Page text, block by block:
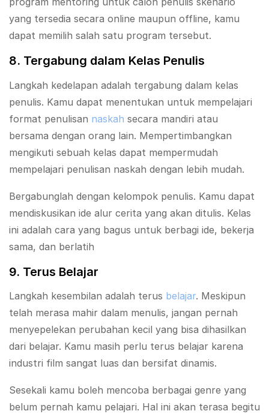
yang tersedia secara online maupun offline, kamu
dapat memilih salah satu program tersebut.
8. Tergabung dalam Kelas Penulis
Langkah kedelapan adalah tergabung dalam kelas
penulis. Kamu dapat menentukan untuk mempelajari
format penulisan naskah secara mandiri atau
bersama dengan orang lain. Mempertimbangkan
mengikuti sebuah kelas dapat mempermudah
mempelajari penulisan naskah dengan lebih mudah.
Bergabunglah dengan kelompok penulis. Kamu dapat
mendiskusikan ide alur cerita yang akan ditulis. Kelas
ini adalah cara yang bagus untuk berbagi ide, bekerja
sama, dan berlatih
9. Terus Belajar
Langkah kesembilan adalah terus belajar. Meskipun
telah merasa mahir dalam menulis, jangan pernah
menyepelekan perubahan kecil yang bisa dihasilkan
dari belajar. Kamu masih perlu terus belajar karena
industri film sangat luas dan bersifat dinamis.
Sesekali kamu boleh mencoba berbagai genre yang
belum pernah kamu pelajari. Hal ini akan terasa begitu